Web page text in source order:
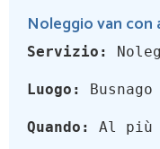
Noleggio van con
Servizio:
Luogo: Busnago
Quando: Al più